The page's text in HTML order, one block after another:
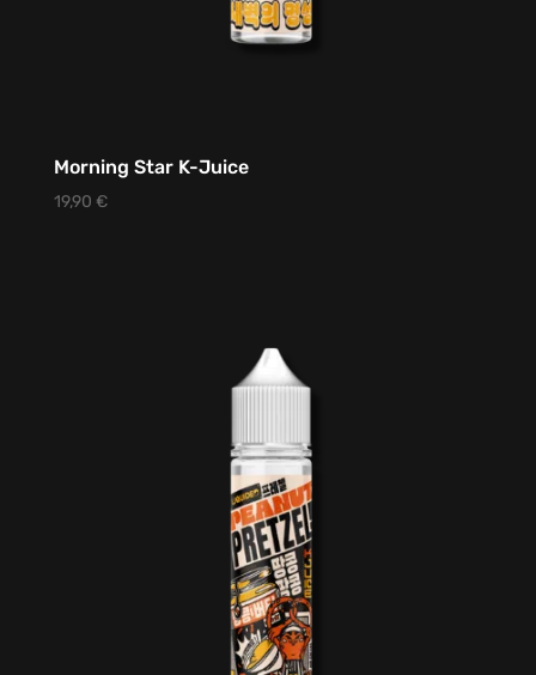
Morning Star K-Juice
19,90 €